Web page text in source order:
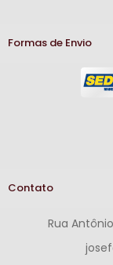
Formas de Envio
Contato
Rua